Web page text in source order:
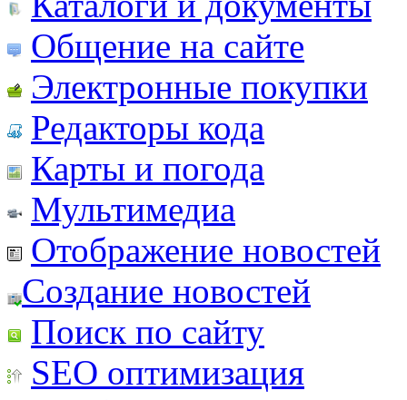
Общение на сайте
Электронные покупки
Редакторы кода
Карты и погода
Мультимедиа
Отображение новостей
Создание новостей
Поиск по сайту
SEO оптимизация